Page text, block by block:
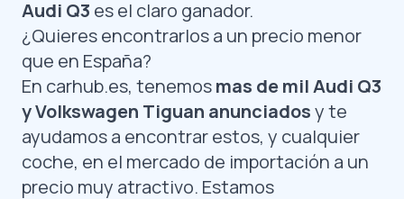
Audi Q3 es el claro ganador.
¿Quieres encontrarlos a un precio menor
que en España?
En carhub.es, tenemosmas de mil Audi Q3
y Volkswagen Tiguan anunciadosy te
ayudamos a encontrar estos, y cualquier
coche, en el mercado de importación a un
precio muy atractivo. Estamos